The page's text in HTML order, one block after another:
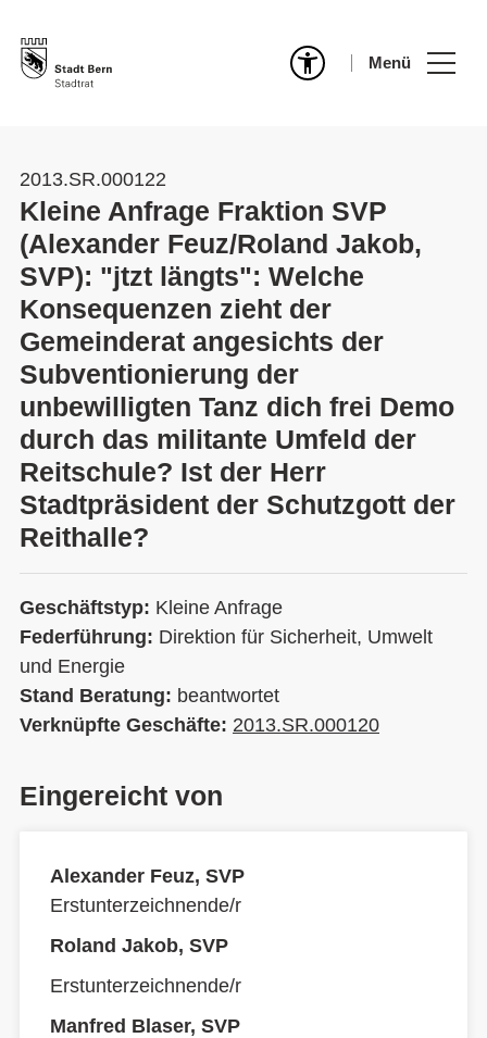
Menü
2013.SR.000122
Kleine Anfrage Fraktion SVP
(Alexander Feuz/Roland Jakob,
SVP): "jtzt längts": Welche
Konsequenzen zieht der
Gemeinderat angesichts der
Subventionierung der
unbewilligten Tanz dich frei Demo
durch das militante Umfeld der
Reitschule? Ist der Herr
Stadtpräsident der Schutzgott der
Reithalle?
Geschäftstyp: Kleine Anfrage
Federführung: Direktion für Sicherheit, Umwelt
und Energie
Stand Beratung: beantwortet
Verknüpfte Geschäfte: 2013.SR.000120
Eingereicht von
Alexander Feuz, SVP
Erstunterzeichnende/r
Roland Jakob, SVP
Erstunterzeichnende/r
Manfred Blaser, SVP